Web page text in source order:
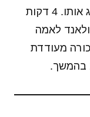
סייף עולה מהספסל כדי לעזור להשיג אותו. 4 דקות
לאמה
מעודדת
בהמשך.